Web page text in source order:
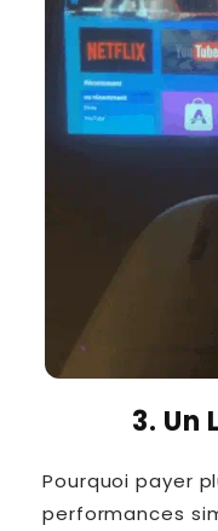
3. Un
Pourquoi payer
performances